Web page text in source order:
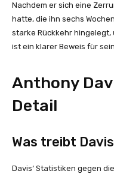
Nachdem er sich eine
hatte, die ihn sechs
starke Rückkehr hingelegt,
ist ein klarer Beweis für
Anthony
Detail
Was treibt
Davis‘ Statistiken gegen